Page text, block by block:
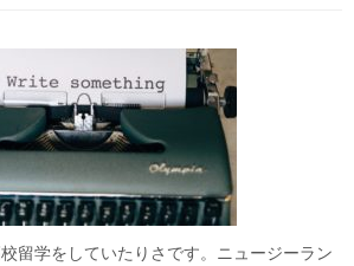
留学をしていたりさです。ニュージーラン